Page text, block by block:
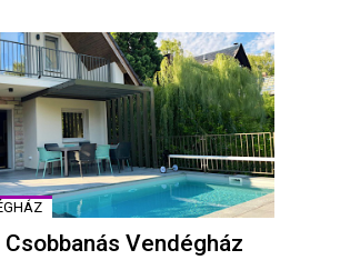
Vendégház